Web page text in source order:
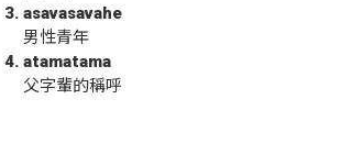
asavasavahe
男性青年
atamatama
父字輩的稱呼